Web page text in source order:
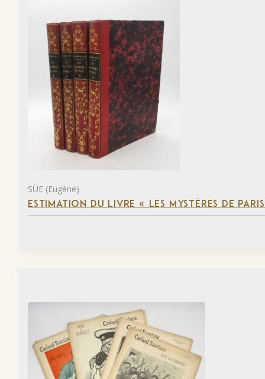
SÜE (Eugène)
ESTIMATION DU LIVRE « LES MYSTÈRES DE